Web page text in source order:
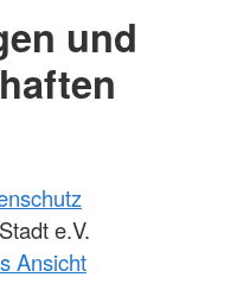
und
e.V.
Ansicht